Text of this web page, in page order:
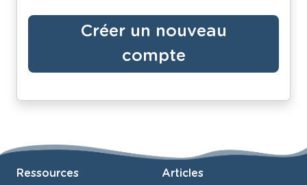
Créer un nouveau
compte
Ressources Articles